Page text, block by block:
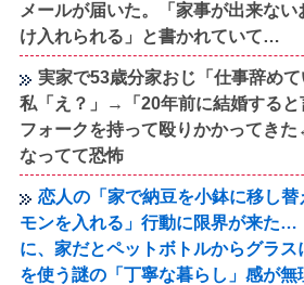
メールが届いた。「家事が出来な
け入れられる」と書かれていて…
実家で53歳分家おじ「仕事辞めて
私「え？」→「20年前に結婚すると
フォークを持って殴りかかってき
なってて恐怖
恋人の「家で納豆を小鉢に移し
モンを入れる」行動に限界が来た…
に、家だとペットボトルからグラ
を使う謎の「丁寧な暮らし」感が無